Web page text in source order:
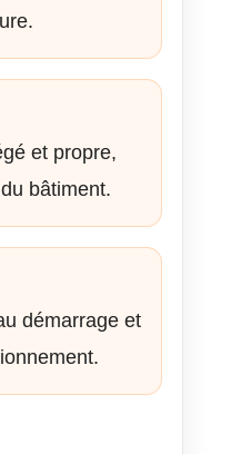
et propre,
bâtiment.
démarrage et